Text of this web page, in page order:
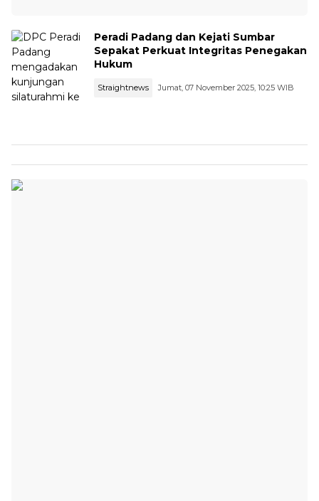
Peradi Padang dan Kejati Sumbar
Sepakat Perkuat Integritas Penegakan
Hukum
Straightnews Jumat, 07 November 2025, 10:25 WIB